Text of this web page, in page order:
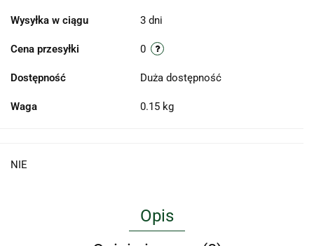
Wysyłka w ciągu 3 dni
Cena przesyłki 0
Dostępność Duża dostępność
Waga 0.15 kg
NIE
Opis